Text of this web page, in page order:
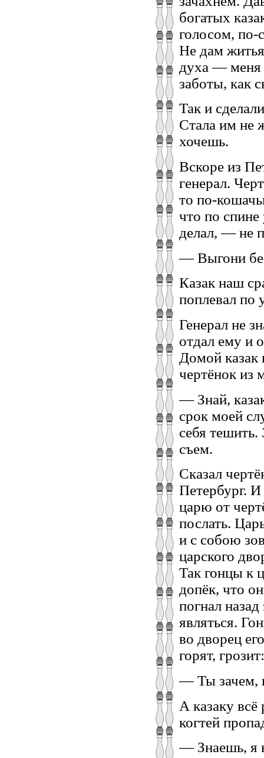
богатых
голосом, по-
Не дам
духа — меня
заботы, как
Так и
Стала им не
хочешь.
Вскоре из
генерал.
то по-
что по
делал, — не
— Выгони
Казак наш
поплевал по
Генерал не
отдал ему и
Домой казак
чертёнок
— Знай,
срок моей
себя
съем.
Сказал
Петербург. И
царю от
послать.
и с собою
царского
Так гонцы к
допёк, что
погнал назад
являться.
во дворец
горят, грозит:
— Ты зачем,
А казаку всё
когтей
— Знаешь, я